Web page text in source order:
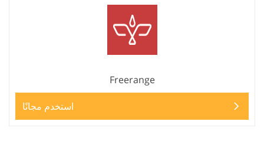
Freerange
استخدم مجانًا